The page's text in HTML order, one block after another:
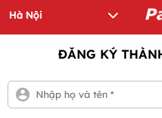
ĐĂNG KÝ